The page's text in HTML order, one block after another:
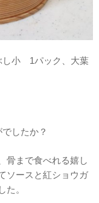
し小 1パック、大葉
したか？
骨まで食べれる嬉し
ソースと紅ショウガ
た。